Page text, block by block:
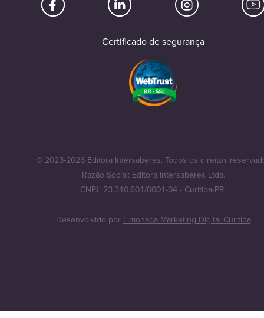
Certificado de segurança
© 2023-2026 Editora Intersaberes. Todos os direitos
Razão Social: Editora Intersaberes Ltda.
CNPJ: 23.310.601/0001-04 - Curitiba-PR.
Desenvolvido por Limonada Marketing Digital Curitiba